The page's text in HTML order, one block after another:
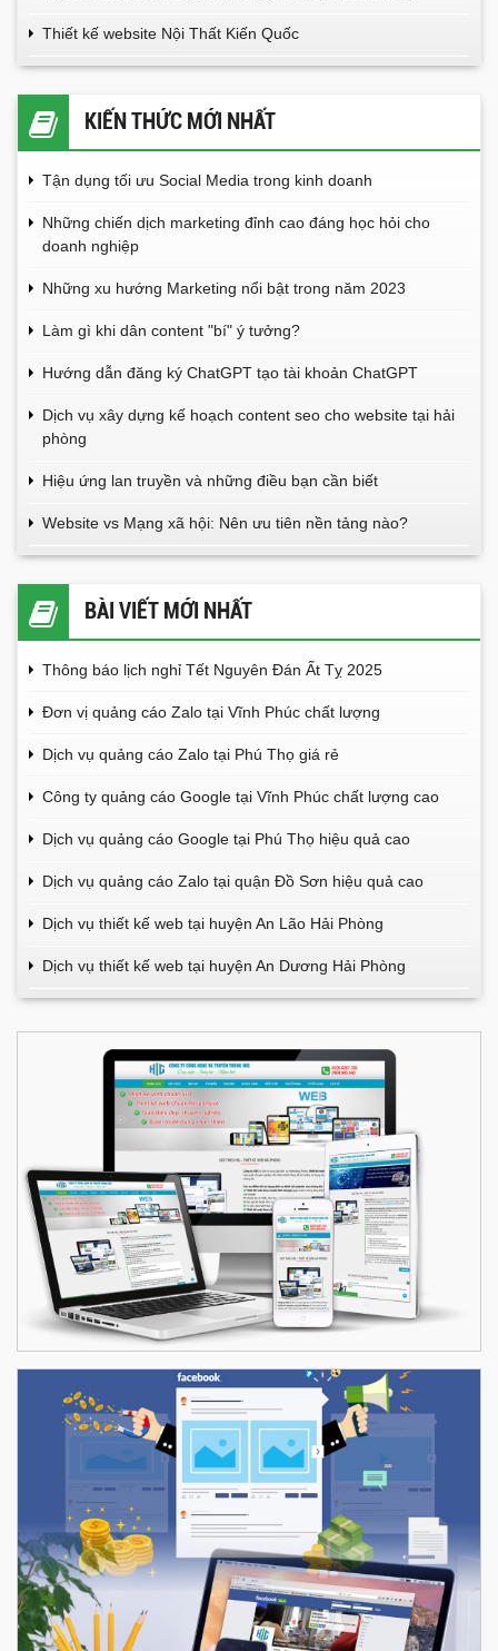
Thiết kế website Nội Thất Kiến Quốc
KIẾN THỨC MỚI NHẤT
Tận dụng tối ưu Social Media trong kinh doanh
Những chiến dịch marketing đỉnh cao đáng học hỏi cho
doanh nghiệp
Những xu hướng Marketing nổi bật trong năm 2023
Làm gì khi dân content "bí" ý tưởng?
Hướng dẫn đăng ký ChatGPT tạo tài khoản ChatGPT
Dịch vụ xây dựng kế hoạch content seo cho website tại hải
phòng
Hiệu ứng lan truyền và những điều bạn cần biết
Website vs Mạng xã hội: Nên ưu tiên nền tảng nào?
BÀI VIẾT MỚI NHẤT
Thông báo lịch nghỉ Tết Nguyên Đán Ất Tỵ 2025
Đơn vị quảng cáo Zalo tại Vĩnh Phúc chất lượng
Dịch vụ quảng cáo Zalo tại Phú Thọ giá rẻ
Công ty quảng cáo Google tại Vĩnh Phúc chất lượng cao
Dịch vụ quảng cáo Google tại Phú Thọ hiệu quả cao
Dịch vụ quảng cáo Zalo tại quận Đồ Sơn hiệu quả cao
Dịch vụ thiết kế web tại huyện An Lão Hải Phòng
Dịch vụ thiết kế web tại huyện An Dương Hải Phòng